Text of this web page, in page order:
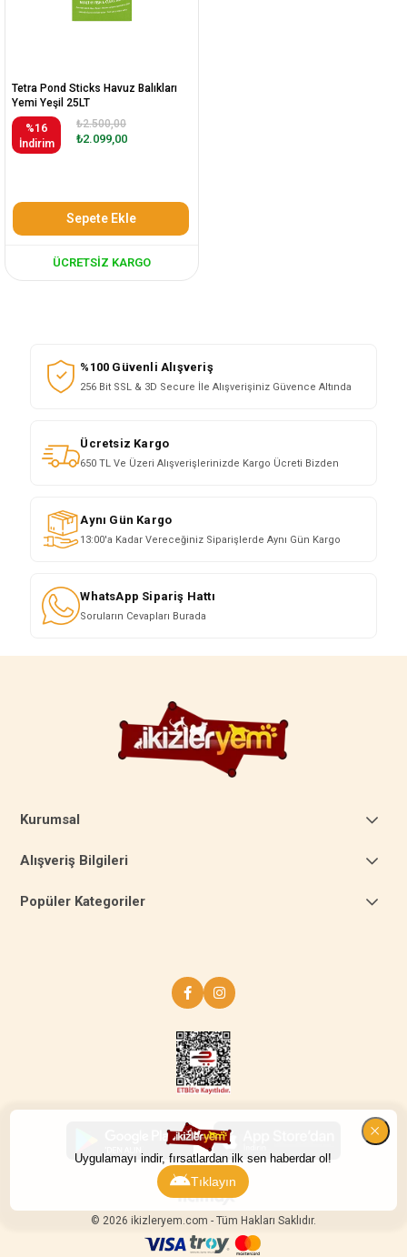
Tetra Pond Sticks Havuz Balıkları
Yemi Yeşil 25LT
%16
İndirim
₺2.099,00
₺2.500,00
Sepete Ekle
ÜCRETSIZ KARGO
%100 Güvenli Alışveriş
256 Bit SSL & 3D Secure İle Alışverişiniz Güvence Altında
Ücretsiz Kargo
650 TL Ve Üzeri Alışverişlerinizde Kargo Ücreti Bizden
Aynı Gün Kargo
13:00'a Kadar Vereceğiniz Siparişlerde Aynı Gün Kargo
WhatsApp Sipariş Hattı
Soruların Cevapları Burada
Kurumsal
Alışveriş Bilgileri
Popüler Kategoriler
© 2026 ikizleryem.com - Tüm Hakları Saklıdır.
Uygulamayı indir, fırsatlardan ilk sen haberdar ol!
Tıklayın